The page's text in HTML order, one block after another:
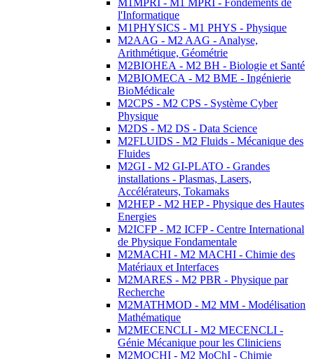
M1MPRI - M1 MPRI - Fondements de
l'Informatique
M1PHYSICS - M1 PHYS - Physique
M2AAG - M2 AAG - Analyse,
Arithmétique, Géométrie
M2BIOHEA - M2 BH - Biologie et Santé
M2BIOMECA - M2 BME - Ingénierie
BioMédicale
M2CPS - M2 CPS - Système Cyber
Physique
M2DS - M2 DS - Data Science
M2FLUIDS - M2 Fluids - Mécanique des
Fluides
M2GI - M2 GI-PLATO - Grandes
installations - Plasmas, Lasers,
Accélérateurs, Tokamaks
M2HEP - M2 HEP - Physique des Hautes
Energies
M2ICFP - M2 ICFP - Centre International
de Physique Fondamentale
M2MACHI - M2 MACHI - Chimie des
Matériaux et Interfaces
M2MARES - M2 PBR - Physique par
Recherche
M2MATHMOD - M2 MM - Modélisation
Mathématique
M2MECENCLI - M2 MECENCLI -
Génie Mécanique pour les Cliniciens
M2MOCHI - M2 MoChI - Chimie